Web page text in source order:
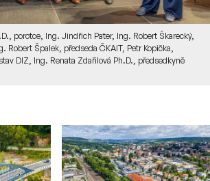
porotce, Ing. Jindřich Pater, Ing. Robert Škarecký,
Robert Špalek, předseda ČKAIT, Petr Kopička,
DIZ, Ing. Renata Zdařilová Ph.D., předsedkyně